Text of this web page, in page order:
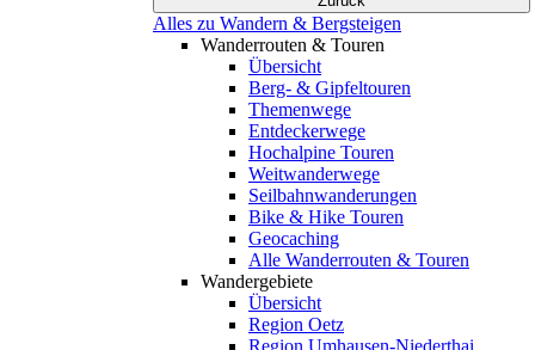
Alles zu Wandern & Bergsteigen
Wanderrouten & Touren
Übersicht
Berg- & Gipfeltouren
Themenwege
Entdeckerwege
Hochalpine Touren
Weitwanderwege
Seilbahnwanderungen
Bike & Hike Touren
Geocaching
Alle Wanderrouten & Touren
Wandergebiete
Übersicht
Region Oetz
Region Umhausen-Niederthai